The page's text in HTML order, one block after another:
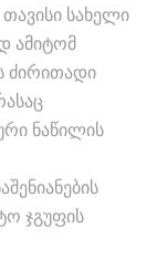
სახელი
ამიტომ
ძირითადი
ნაწილის
ჯგუფის